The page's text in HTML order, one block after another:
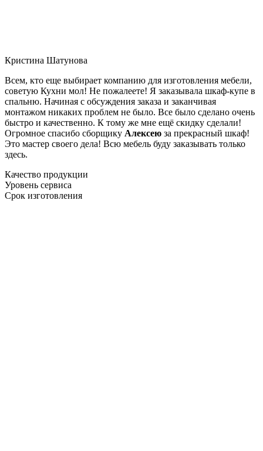
Кристина Шатунова
Всем, кто еще выбирает компанию для изготовления мебели,
советую Кухни мол! Не пожалеете! Я заказывала шкаф-купе в
спальню. Начиная с обсуждения заказа и заканчивая
монтажом никаких проблем не было. Все было сделано очень
быстро и качественно. К тому же мне ещё скидку сделали!
Огромное спасибо сборщику Алексею за прекрасный шкаф!
Это мастер своего дела! Всю мебель буду заказывать только
здесь.
Качество продукции
Уровень сервиса
Срок изготовления